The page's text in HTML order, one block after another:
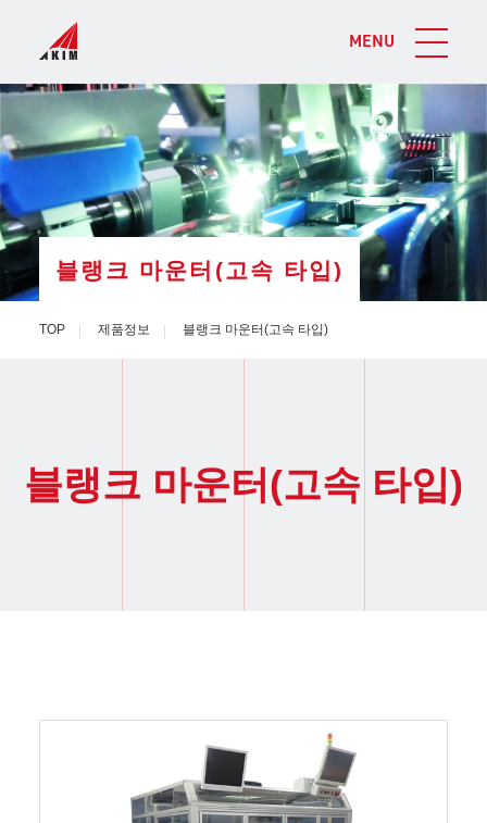
MENU
블랭크 마운터(고속 타입)
TOP 제품정보 블랭크 마운터(고속 타입)
블랭크 마운터(고속 타입)